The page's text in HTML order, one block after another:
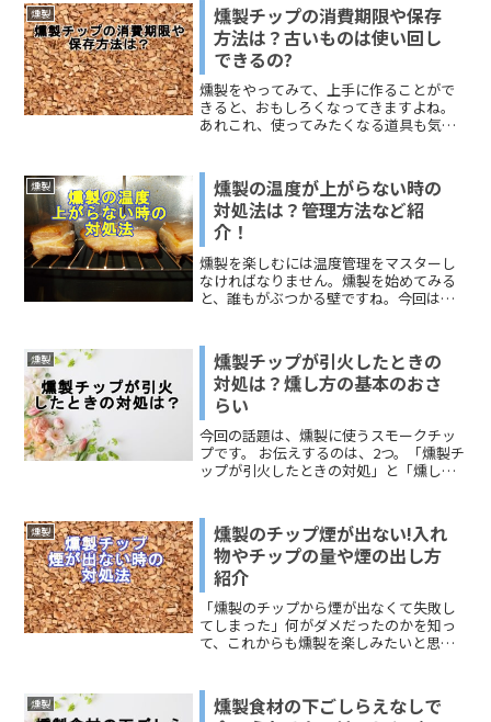
燻製
燻製チップの消費期限や保存
方法は？古いものは使い回し
できるの?
燻製をやってみて、上手に作ることがで
きると、おもしろくなってきますよね。
あれこれ、使ってみたくなる道具も気に
はいつまで使えるのかという問題です。
足りなくなるといけないと思って、たく
さん買ってきたら、残ってしまった！そ
んな初心者的な話です。このページで
は、「燻製チップの消費期限」「燻製チ
ップの保存方法」「燻製チップの古いも
のは使える？」などなど、気になること
を盛りだくさんでお伝えします。
燻製
燻製の温度が上がらない時の
対処法は？管理方法など紹
介！
燻製を楽しむには温度管理をマスターし
なければなりません。燻製を始めてみる
と、誰もがぶつかる壁ですね。今回は、
理法についてお伝えしていきます。温度
が上がらない原因とその対...
燻製
燻製チップが引火したときの
対処は？燻し方の基本のおさ
らい
今回の話題は、燻製に使うスモークチッ
プです。 お伝えするのは、2つ。「燻製チ
ップが引火したときの対処」と「燻し方
のか？燻し方の基本で注意するべきこと
は、どのようなことか？おさらいしてい
きましょう。
燻製
燻製のチップ煙が出ない!入れ
物やチップの量や煙の出し方
紹介
「燻製のチップから煙が出なくて失敗し
てしまった」何がダメだったのかを知っ
て、これからも燻製を楽しみたいと思っ
ーチしてみました。燻製用チップの保存
方法も大事なんですよ！参...
燻製
燻製食材の下ごしらえなしで